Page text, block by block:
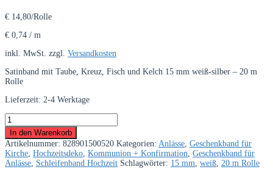
€ 14,80/Rolle
€ 0,74 / m
inkl. MwSt. zzgl. Versandkosten
Satinband mit Taube, Kreuz, Fisch und Kelch 15 mm weiß-silber – 20 m
Rolle
Lieferzeit: 2-4 Werktage
Satinband
mit
Taube,
Kreuz,
Fisch
und
In den Warenkorb
Artikelnummer: 828901500520 Kategorien: Anlässe, Geschenkband für
Kirche, Hochzeitsdeko, Kommunion + Konfirmation, Geschenkband für
Anlässe, Schleifenband Hochzeit Schlagwörter: 15 mm, weiß, 20 m Rolle